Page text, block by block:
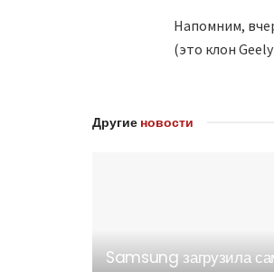
Напомним,
(это клон
Другие новости
Samsung загрузила